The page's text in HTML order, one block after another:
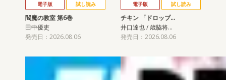
電子版 試し読み
閻魔の教室 第6巻
田中優吏
発売日：2026.08.06
電子版 試し読み
チキン 「ドロップ…
井口達也 / 歳脇将…
発売日：2026.08.06